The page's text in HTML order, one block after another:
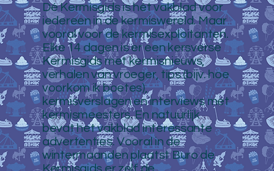
Dé Kermisgids is hét vakblad voor
iedereen in de kermiswereld. Maar
vooral voor de kermisexploitanten.
Elke 14 dagen is er een kersverse
Kermisgids met kermisnieuws,
verhalen van vroeger, tips (bijv. hoe
voorkom ik boetes),
kermisverslagen en interviews met
kermismeesters. En natuurlijk
bevat het vakblad interessante
advertenties. Vooral in de
wintermaanden plaatst Buro de
Kermisgids er zelf de